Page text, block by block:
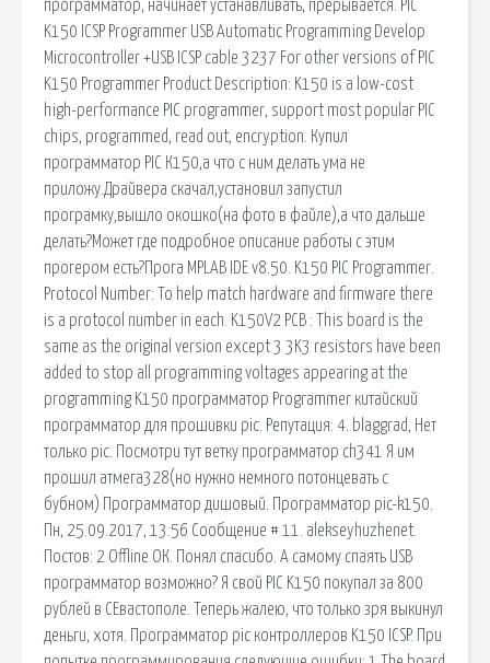
программатор, начинает устанавливать, прерывается. PIC
K150 ICSP Programmer USB Automatic Programming Develop
Microcontroller +USB ICSP cable 3237 For other versions of PIC
K150 Programmer Product Description: K150 is a low-cost
high-performance PIC programmer, support most popular PIC
chips, programmed, read out, encryption. Купил
программатор PIC К150,а что с ним делать ума не
приложу.Драйвера скачал,установил запустил
програмку,вышло окошко(на фото в файле),а что дальше
делать?Может где подробное описание работы с этим
прогером есть?Прога MPLAB IDE v8.50. K150 PIC Programmer.
Protocol Number: To help match hardware and firmware there
is a protocol number in each. K150V2 PCB : This board is the
same as the original version except 3 3K3 resistors have been
added to stop all programming voltages appearing at the
programming K150 программатор Programmer китайский
программатор для прошивки pic. Репутация: 4. blaggrad, Нет
только pic. Посмотри тут ветку программатор ch341 Я им
прошил атмега328(но нужно немного потонцевать с
бубном) Программатор дишовый. Программатор pic-k150.
Пн, 25.09.2017, 13:56 Сообщение # 11. alekseyhuzhenet.
Постов: 2 Offline ОК. Понял спасибо. А самому спаять USB
программатор возможно? Я свой PIC K150 покупал за 800
рублей в СЕвастополе. Теперь жалею, что только зря выкинул
деньги, хотя. Программатор pic контроллеров K150 ICSP. При